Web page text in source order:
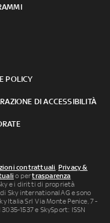
POLICY
DI ACCESSIBILITÀ
contrattuali Privacy &
o pertrasparenza
e i diritti di proprietà
Sky international AG e sono
Italia Srl Via Monte Penice, 7 -
1537 e SkySport: ISSN